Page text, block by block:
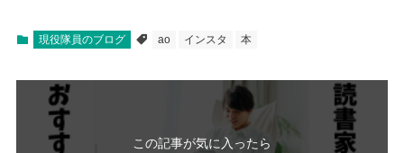
現役隊員のブログ ao インスタ 本
この記事が気に入ったら